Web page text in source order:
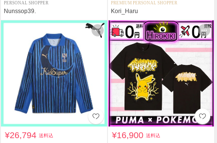
PERSONAL SHOPPER
Nunssop39.
PREMIUM PERSONAL SHOPPER
Kori_Haru
¥26,794送料込 ¥16,900送料込